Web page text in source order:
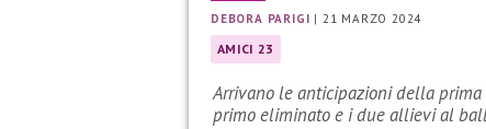
DEBORA PARIGI | 21 MARZO 2024
AMICI 23
Arrivano le anticipazioni della
primo eliminato e i due allievi al